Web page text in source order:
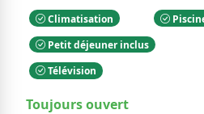
Climatisation
Petit déjeuner inclus
Télévision
Toujours ouvert